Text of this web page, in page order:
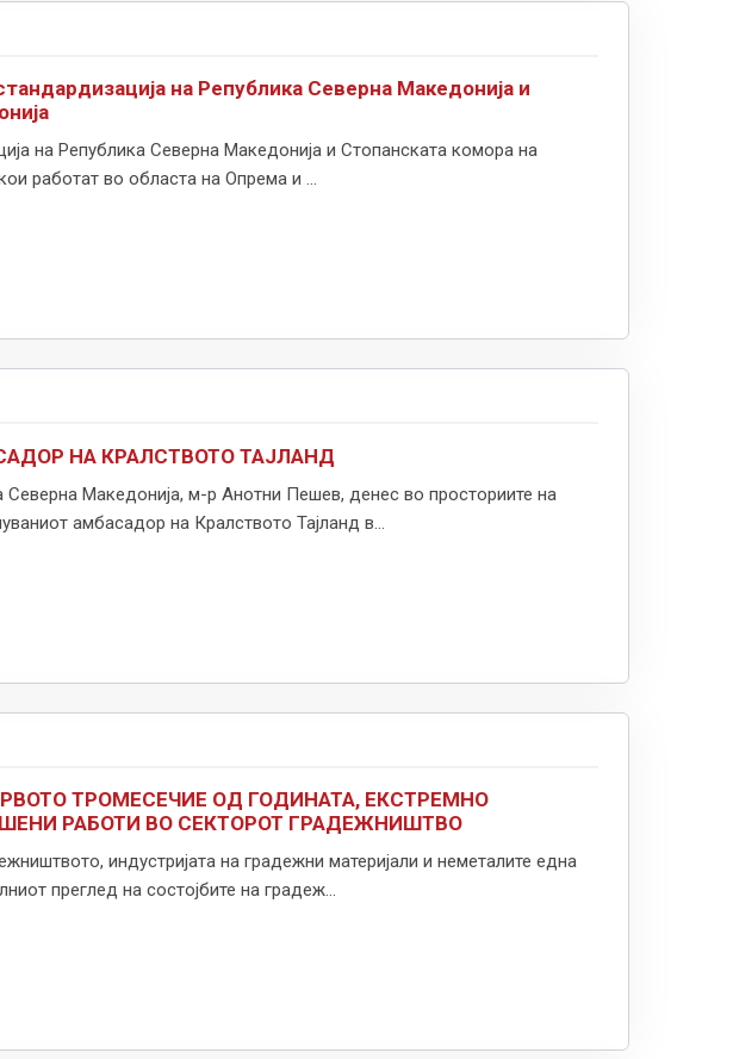
на Република Северна Македонија и
на Република Северна Македонија и Стопанската комора на
работат во областа на Опрема и ...
НА КРАЛСТВОТО ТАЈЛАНД
Македонија, м-р Анотни Пешев, денес во просториите на
амбасадор на Кралството Тајланд в...
ТРОМЕСЕЧИЕ ОД ГОДИНАТА, ЕКСТРЕМНО
РАБОТИ ВО СЕКТОРОТ ГРАДЕЖНИШТВО
индустријата на градежни материјали и неметалите една
преглед на состојбите на градеж...